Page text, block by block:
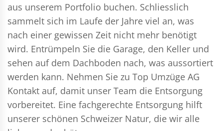
aus unserem Portfolio buchen. Schliesslich
sammelt sich im Laufe der Jahre viel an, was
nach einer gewissen Zeit nicht mehr benötigt
wird. Entrümpeln Sie die Garage, den Keller und
sehen auf dem Dachboden nach, was aussortiert
werden kann. Nehmen Sie zu Top Umzüge AG
Kontakt auf, damit unser Team die Entsorgung
vorbereitet. Eine fachgerechte Entsorgung hilft
unserer schönen Schweizer Natur, die wir alle